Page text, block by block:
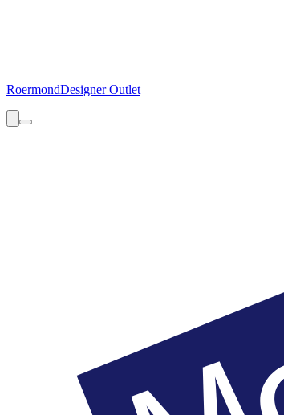
RoermondDesigner Outlet